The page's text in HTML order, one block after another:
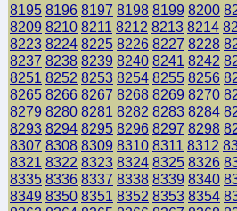
8195 8196 8197 8198 8199 8200
8209 8210 8211 8212 8213 8214
8223 8224 8225 8226 8227 8228
8237 8238 8239 8240 8241 8242
8251 8252 8253 8254 8255 8256
8265 8266 8267 8268 8269 8270
8279 8280 8281 8282 8283 8284
8293 8294 8295 8296 8297 8298
8307 8308 8309 8310 8311 8312
8321 8322 8323 8324 8325 8326
8335 8336 8337 8338 8339 8340
8349 8350 8351 8352 8353 8354